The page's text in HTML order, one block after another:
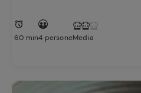
60 min4 personeMedia